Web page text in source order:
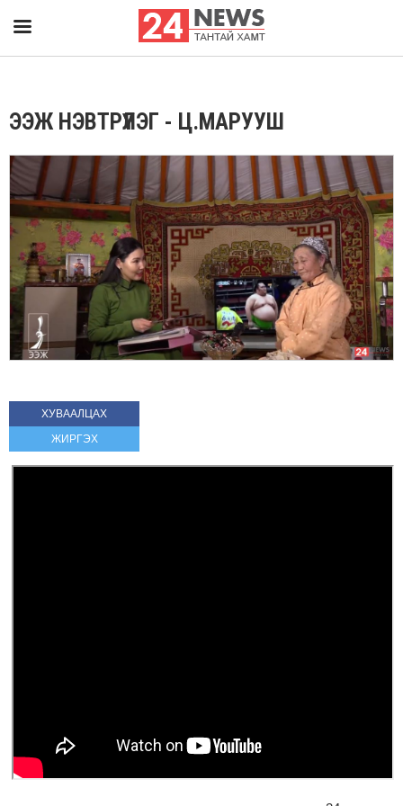
ЭЭЖ НЭВТРҮҮЛЭГ - Ц.МАРУУШ
ХУВААЛЦАХ
ЖИРГЭХ